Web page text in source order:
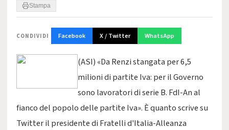
Stampa
CONDIVIDI Facebook X / Twitter WhatsApp
(ASI) «Da Renzi stangata per 6,5
milioni di partite Iva: per il Governo
sono lavoratori di serie B. FdI-An al
fianco del popolo delle partite Iva». È quanto scrive su
Twitter il presidente di Fratelli d'Italia-Alleanza